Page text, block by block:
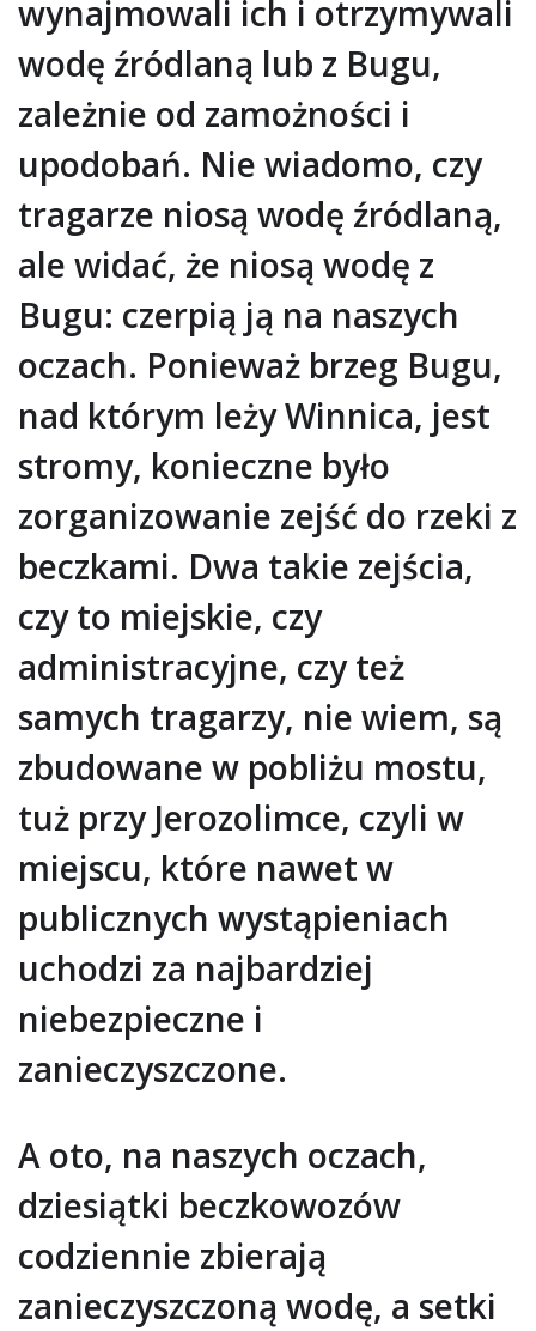
wynajmowali ich i otrzymywali
wodę źródlaną lub z Bugu,
zależnie od zamożności i
upodobań. Nie wiadomo, czy
tragarze niosą wodę źródlaną,
ale widać, że niosą wodę z
Bugu: czerpią ją na naszych
oczach. Ponieważ brzeg Bugu,
nad którym leży Winnica, jest
stromy, konieczne było
zorganizowanie zejść do rzeki z
beczkami. Dwa takie zejścia,
czy to miejskie, czy
administracyjne, czy też
samych tragarzy, nie wiem, są
zbudowane w pobliżu mostu,
tuż przy Jerozolimce, czyli w
miejscu, które nawet w
publicznych wystąpieniach
uchodzi za najbardziej
niebezpieczne i
zanieczyszczone.
A oto, na naszych oczach,
dziesiątki beczkowozów
codziennie zbierają
zanieczyszczoną wodę, a setki